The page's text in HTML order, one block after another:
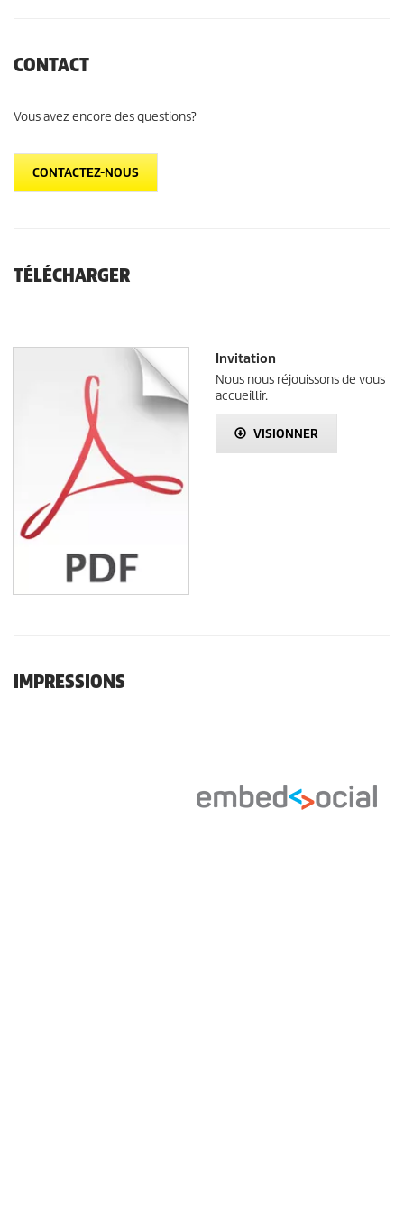
CONTACT
Vous avez encore des questions?
CONTACTEZ-NOUS
TÉLÉCHARGER
Invitation
Nous nous réjouissons de vous
accueillir.
VISIONNER
IMPRESSIONS